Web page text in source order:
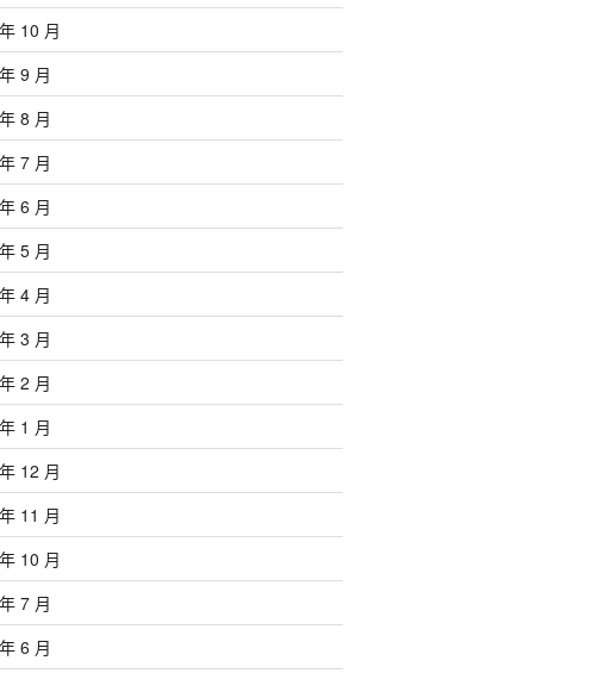
10 月
9 月
8 月
7 月
6 月
5 月
4 月
3 月
2 月
1 月
12 月
11 月
10 月
7 月
6 月